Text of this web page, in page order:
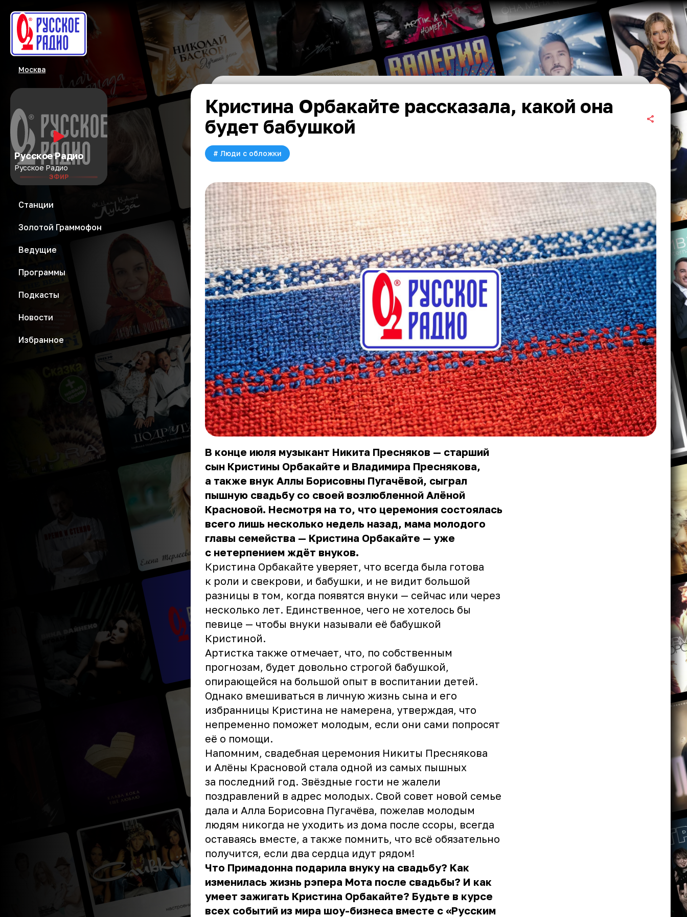
Москва
Русское Радио
Русское Радио
ЭФИР
Станции
Золотой Граммофон
Ведущие
Программы
Подкасты
Новости
Избранное
Кристина Орбакайте рассказала, какой она
будет бабушкой
# Люди с обложки
В конце июля музыкант Никита Пресняков — старший
сын Кристины Орбакайте и Владимира Преснякова,
а также внук Аллы Борисовны Пугачёвой, сыграл
пышную свадьбу со своей возлюбленной Алёной
Красновой. Несмотря на то, что церемония состоялась
всего лишь несколько недель назад, мама молодого
главы семейства — Кристина Орбакайте — уже
с нетерпением ждёт внуков.
Кристина Орбакайте уверяет, что всегда была готова
к роли и свекрови, и бабушки, и не видит большой
разницы в том, когда появятся внуки — сейчас или через
несколько лет. Единственное, чего не хотелось бы
певице — чтобы внуки называли её бабушкой
Кристиной.
Артистка также отмечает, что, по собственным
прогнозам, будет довольно строгой бабушкой,
опирающейся на большой опыт в воспитании детей.
Однако вмешиваться в личную жизнь сына и его
избранницы Кристина не намерена, утверждая, что
непременно поможет молодым, если они сами попросят
её о помощи.
Напомним, свадебная церемония Никиты Преснякова
и Алёны Красновой стала одной из самых пышных
за последний год. Звёздные гости не жалели
поздравлений в адрес молодых. Свой совет новой семье
дала и Алла Борисовна Пугачёва, пожелав молодым
людям никогда не уходить из дома после ссоры, всегда
оставаясь вместе, а также помнить, что всё обязательно
получится, если два сердца идут рядом!
Что Примадонна подарила внукуна свадьбу? Как
изменилась жизнь рэпера Мота после свадьбы? И как
умеет зажигать Кристина Орбакайте? Будьте в курсе
всех событий из мира шоу-бизнеса вместе с «Русским